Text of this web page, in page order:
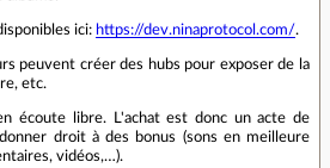
ici: https://dev.ninaprotocol.com/.
peuvent créer des hubs pour exposer de la
etc.
écoute libre. L'achat est donc un acte de
droit à des bonus (sons en meilleure
vidéos,…).